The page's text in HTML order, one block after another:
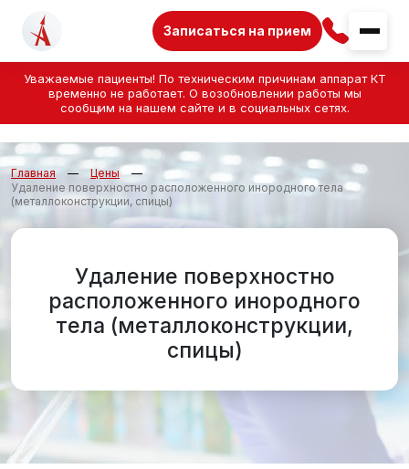
Уважаемые пациенты! По техническим причинам аппарат КТ
временно не работает. О возобновлении работы мы
сообщим на нашем сайте и в социальных сетях.
Записаться на прием
Главная
Цены
Удаление поверхностно расположенного инородного тела
(металлоконструкции, спицы)
Удаление поверхностно
расположенного инородного
тела (металлоконструкции,
спицы)